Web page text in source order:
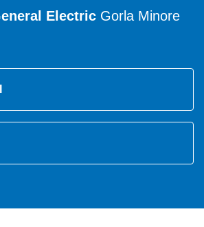
Electric Gorla Minore